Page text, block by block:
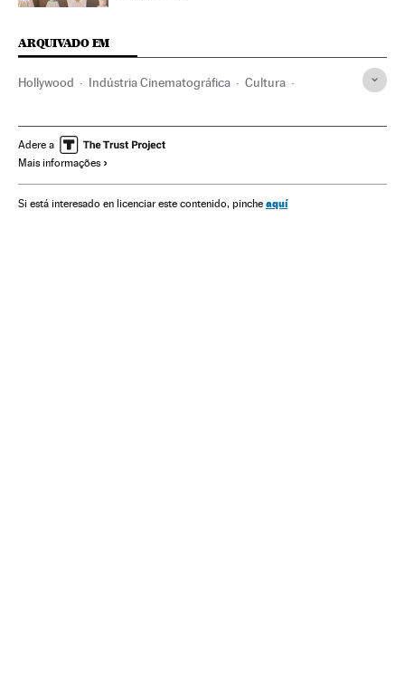
ARQUIVADO EM
Hollywood Indústria Cinematográfica Cultura
Cinema dos Estados Unidos
Adere a
Mais informações
Si está interesado en licenciar este contenido, pinche aquí